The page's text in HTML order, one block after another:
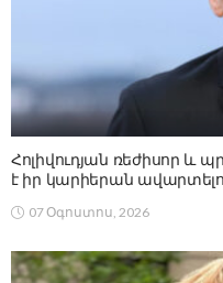
Հոլիվուդյան ռեժիսոր և
է իր կարիերան
07 Օգոստոս, 2026